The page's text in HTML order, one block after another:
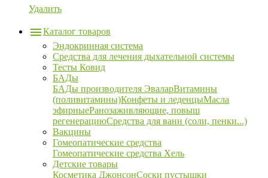
Удалить
Каталог товаров
Эндокринная система
Средства для лечения дыхательной системы
Тесты Ковид
БАДы
БАДы производителя ЭваларВитамины
(поливитамины)Конфеты и леденцыМасла
эфирныеРанозаживляющие, повыш
регенерациюСредства для ванн (соли, пенки...)
Вакцины
Гомеопатические средства
Гомеопатические средства Хель
Детские товары
Косметика ДжонсонСоски пустышки